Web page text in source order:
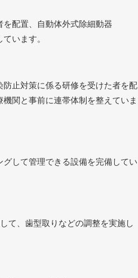
配置、自動体外式除細動器
います。
止対策に係る研修を受けた者を配
関と事前に連帯体制を整えていま
して管理できる設備を完備してい
て、歯型取りなどの調整を実施し